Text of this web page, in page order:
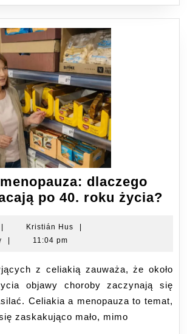
dlaczego
po 40. roku życia?
po
40.
12.02.2026Kristián Hus
Kristián
11:04 pm
objawy choroby zaczynają się
Celiakia a menopauza to temat,
zaskakująco mało, mimo